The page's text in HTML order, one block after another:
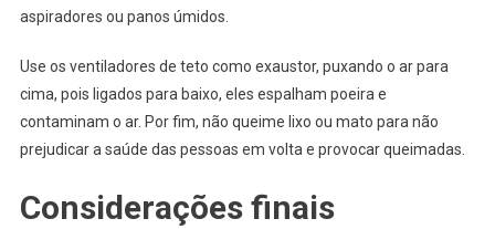
aspiradores ou panos úmidos.
Use os ventiladores de teto como exaustor, puxando o ar para
cima, pois ligados para baixo, eles espalham poeira e
contaminam o ar. Por fim, não queime lixo ou mato para não
prejudicar a saúde das pessoas em volta e provocar queimadas.
Considerações finais